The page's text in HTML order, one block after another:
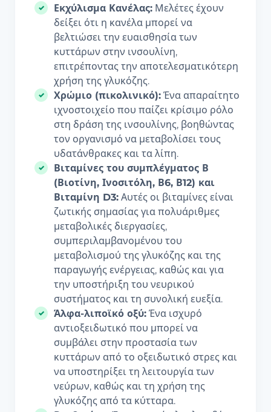
Εκχύλισμα Κανέλας: Μελέτες έχουν
δείξει ότι η κανέλα μπορεί να
βελτιώσει την ευαισθησία των
κυττάρων στην ινσουλίνη,
επιτρέποντας την αποτελεσματικότερη
χρήση της γλυκόζης.
Χρώμιο (πικολινικό): Ένα απαραίτητο
ιχνοστοιχείο που παίζει κρίσιμο ρόλο
στη δράση της ινσουλίνης, βοηθώντας
τον οργανισμό να μεταβολίσει τους
υδατάνθρακες και τα λίπη.
Βιταμίνες του συμπλέγματος Β
(Βιοτίνη, Ινοσιτόλη, Β6, Β12) και
Βιταμίνη D3: Αυτές οι βιταμίνες είναι
ζωτικής σημασίας για πολυάριθμες
μεταβολικές διεργασίες,
συμπεριλαμβανομένου του
μεταβολισμού της γλυκόζης και της
παραγωγής ενέργειας, καθώς και για
την υποστήριξη του νευρικού
συστήματος και τη συνολική ευεξία.
Άλφα-λιποϊκό οξύ: Ένα ισχυρό
αντιοξειδωτικό που μπορεί να
συμβάλει στην προστασία των
κυττάρων από το οξειδωτικό στρες και
να υποστηρίξει τη λειτουργία των
νεύρων, καθώς και τη χρήση της
γλυκόζης από τα κύτταρα.